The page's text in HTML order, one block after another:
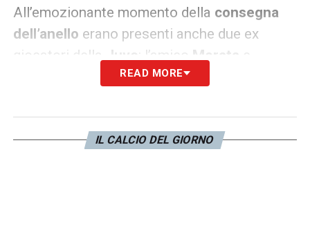
All’emozionante momento della consegna
dell’anello erano presenti anche due ex
giocatori della
Juve : l’amico Morata
, ora compagno di squadra della
unvideopubblicato viaInstagramproprio
dal centrocampista argentino. Auguri a
READ MORE
IL CALCIO DEL GIORNO